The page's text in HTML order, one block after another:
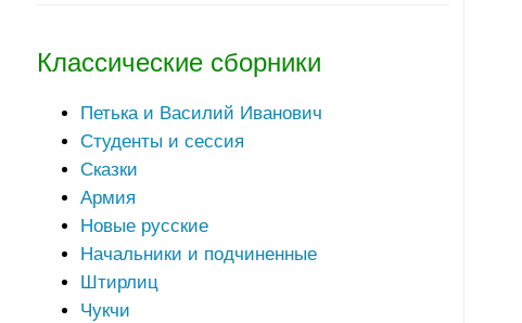
Классические сборники
Петька и Василий Иванович
Студенты и сессия
Сказки
Армия
Новые русские
Начальники и подчиненные
Штирлиц
Чукчи